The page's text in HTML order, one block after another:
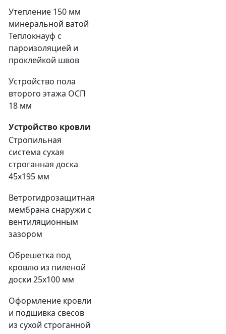
Утепление 150 мм
минеральной ватой
Теплокнауф с
пароизоляцией и
проклейкой швов
Устройство пола
второго этажа ОСП
18 мм
Устройство кровли
Стропильная
система сухая
строганная доска
45х195 мм
Ветрогидрозащитная
мембрана снаружи с
вентиляционным
зазором
Обрешетка под
кровлю из пиленой
доски 25х100 мм
Оформление кровли
и подшивка свесов
из сухой строганной